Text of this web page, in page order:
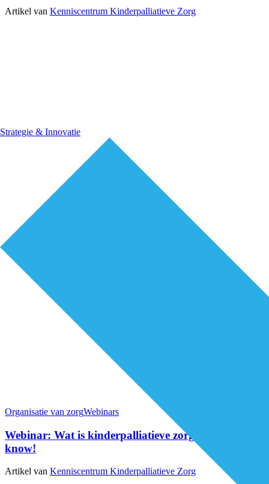
Strategie & Innovatie
Artikel van Kenniscentrum Kinderpalliatieve Zorg
Organisatie van zorgWebinars
Webinar: Wat is kinderpalliatieve zorg? Good to
know!
Artikel van Kenniscentrum Kinderpalliatieve Zorg